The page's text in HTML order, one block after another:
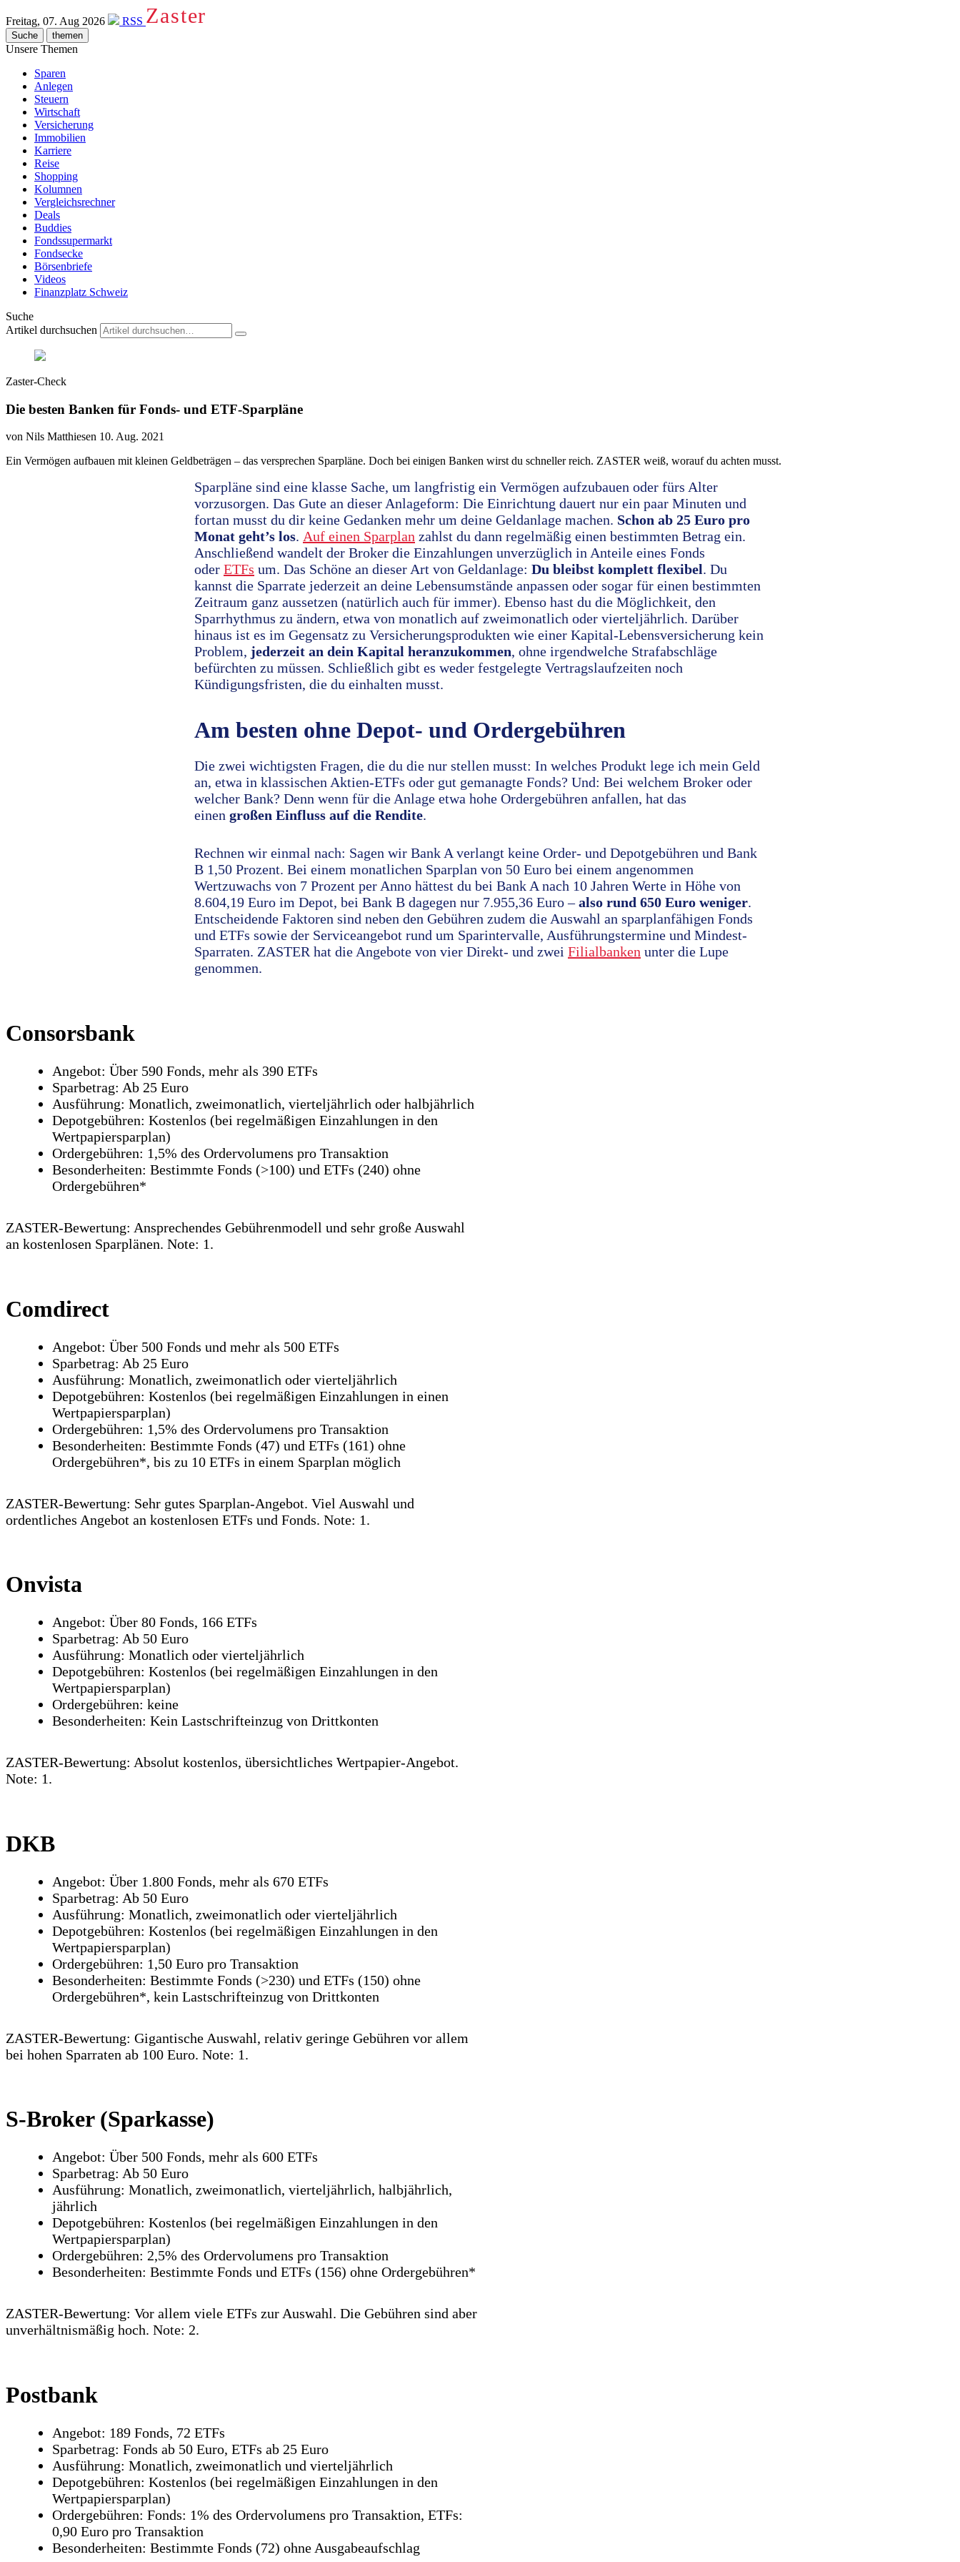
Freitag, 07. Aug 2026 RSS Zaster
Suche themen
Unsere Themen
Sparen
Anlegen
Steuern
Wirtschaft
Versicherung
Immobilien
Karriere
Reise
Shopping
Kolumnen
Vergleichsrechner
Deals
Buddies
Fondssupermarkt
Fondsecke
Börsenbriefe
Videos
Finanzplatz Schweiz
Suche
Artikel durchsuchen
Zaster-Check
Die besten Banken für Fonds- und ETF-Sparpläne
von Nils Matthiesen 10. Aug. 2021
Ein Vermögen aufbauen mit kleinen Geldbeträgen – das versprechen Sparpläne. Doch bei einigen Banken wirst du schneller reich. ZASTER weiß, worauf du achten musst.
Sparpläne sind eine klasse Sache, um langfristig ein Vermögen aufzubauen oder fürs Alter
vorzusorgen. Das Gute an dieser Anlageform: Die Einrichtung dauert nur ein paar Minuten und
fortan musst du dir keine Gedanken mehr um deine Geldanlage machen. Schon ab 25 Euro pro
Monat geht’s los. Auf einen Sparplan zahlst du dann regelmäßig einen bestimmten Betrag ein.
Anschließend wandelt der Broker die Einzahlungen unverzüglich in Anteile eines Fonds
oder ETFs um. Das Schöne an dieser Art von Geldanlage: Du bleibst komplett flexibel. Du
kannst die Sparrate jederzeit an deine Lebensumstände anpassen oder sogar für einen bestimmten
Zeitraum ganz aussetzen (natürlich auch für immer). Ebenso hast du die Möglichkeit, den
Sparrhythmus zu ändern, etwa von monatlich auf zweimonatlich oder vierteljährlich. Darüber
hinaus ist es im Gegensatz zu Versicherungsprodukten wie einer Kapital-Lebensversicherung kein
Problem, jederzeit an dein Kapital heranzukommen, ohne irgendwelche Strafabschläge
befürchten zu müssen. Schließlich gibt es weder festgelegte Vertragslaufzeiten noch
Kündigungsfristen, die du einhalten musst.
Am besten ohne Depot- und Ordergebühren
Die zwei wichtigsten Fragen, die du die nur stellen musst: In welches Produkt lege ich mein Geld
an, etwa in klassischen Aktien-ETFs oder gut gemanagte Fonds? Und: Bei welchem Broker oder
welcher Bank? Denn wenn für die Anlage etwa hohe Ordergebühren anfallen, hat das
einen großen Einfluss auf die Rendite.
Rechnen wir einmal nach: Sagen wir Bank A verlangt keine Order- und Depotgebühren und Bank
B 1,50 Prozent. Bei einem monatlichen Sparplan von 50 Euro bei einem angenommen
Wertzuwachs von 7 Prozent per Anno hättest du bei Bank A nach 10 Jahren Werte in Höhe von
8.604,19 Euro im Depot, bei Bank B dagegen nur 7.955,36 Euro –also rund 650 Euro weniger.
Entscheidende Faktoren sind neben den Gebühren zudem die Auswahl an sparplanfähigen Fonds
und ETFs sowie der Serviceangebot rund um Sparintervalle, Ausführungstermine und Mindest-
Sparraten. ZASTER hat die Angebote von vier Direkt- und zwei Filialbanken unter die Lupe
genommen.
Consorsbank
Angebot: Über 590 Fonds, mehr als 390 ETFs
Sparbetrag: Ab 25 Euro
Ausführung: Monatlich, zweimonatlich, vierteljährlich oder halbjährlich
Depotgebühren: Kostenlos (bei regelmäßigen Einzahlungen in den
Wertpapiersparplan)
Ordergebühren: 1,5% des Ordervolumens pro Transaktion
Besonderheiten: Bestimmte Fonds (>100) und ETFs (240) ohne
Ordergebühren*
ZASTER-Bewertung: Ansprechendes Gebührenmodell und sehr große Auswahl
an kostenlosen Sparplänen. Note: 1.
Comdirect
Angebot: Über 500 Fonds und mehr als 500 ETFs
Sparbetrag: Ab 25 Euro
Ausführung: Monatlich, zweimonatlich oder vierteljährlich
Depotgebühren: Kostenlos (bei regelmäßigen Einzahlungen in einen
Wertpapiersparplan)
Ordergebühren: 1,5% des Ordervolumens pro Transaktion
Besonderheiten: Bestimmte Fonds (47) und ETFs (161) ohne
Ordergebühren*, bis zu 10 ETFs in einem Sparplan möglich
ZASTER-Bewertung: Sehr gutes Sparplan-Angebot. Viel Auswahl und
ordentliches Angebot an kostenlosen ETFs und Fonds. Note: 1.
Onvista
Angebot: Über 80 Fonds, 166 ETFs
Sparbetrag: Ab 50 Euro
Ausführung: Monatlich oder vierteljährlich
Depotgebühren: Kostenlos (bei regelmäßigen Einzahlungen in den
Wertpapiersparplan)
Ordergebühren: keine
Besonderheiten: Kein Lastschrifteinzug von Drittkonten
ZASTER-Bewertung: Absolut kostenlos, übersichtliches Wertpapier-Angebot.
Note: 1.
DKB
Angebot: Über 1.800 Fonds, mehr als 670 ETFs
Sparbetrag: Ab 50 Euro
Ausführung: Monatlich, zweimonatlich oder vierteljährlich
Depotgebühren: Kostenlos (bei regelmäßigen Einzahlungen in den
Wertpapiersparplan)
Ordergebühren: 1,50 Euro pro Transaktion
Besonderheiten: Bestimmte Fonds (>230) und ETFs (150) ohne
Ordergebühren*, kein Lastschrifteinzug von Drittkonten
ZASTER-Bewertung: Gigantische Auswahl, relativ geringe Gebühren vor allem
bei hohen Sparraten ab 100 Euro. Note: 1.
S-Broker (Sparkasse)
Angebot: Über 500 Fonds, mehr als 600 ETFs
Sparbetrag: Ab 50 Euro
Ausführung: Monatlich, zweimonatlich, vierteljährlich, halbjährlich,
jährlich
Depotgebühren: Kostenlos (bei regelmäßigen Einzahlungen in den
Wertpapiersparplan)
Ordergebühren: 2,5% des Ordervolumens pro Transaktion
Besonderheiten: Bestimmte Fonds und ETFs (156) ohne Ordergebühren*
ZASTER-Bewertung: Vor allem viele ETFs zur Auswahl. Die Gebühren sind aber
unverhältnismäßig hoch. Note: 2.
Postbank
Angebot: 189 Fonds, 72 ETFs
Sparbetrag: Fonds ab 50 Euro, ETFs ab 25 Euro
Ausführung: Monatlich, zweimonatlich und vierteljährlich
Depotgebühren: Kostenlos (bei regelmäßigen Einzahlungen in den
Wertpapiersparplan)
Ordergebühren: Fonds: 1% des Ordervolumens pro Transaktion, ETFs:
0,90 Euro pro Transaktion
Besonderheiten: Bestimmte Fonds (72) ohne Ausgabeaufschlag